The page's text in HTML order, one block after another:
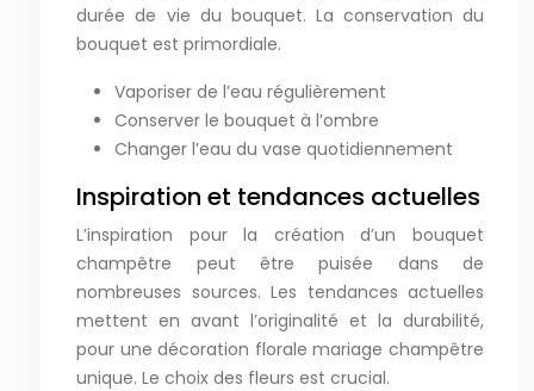
durée de vie du bouquet. La conservation du
bouquet est primordiale.
Vaporiser de l’eau régulièrement
Conserver le bouquet à l’ombre
Changer l’eau du vase quotidiennement
Inspiration et tendances actuelles
L’inspiration pour la création d’un bouquet
champêtre peut être puisée dans de
nombreuses sources. Les tendances actuelles
mettent en avant l’originalité et la durabilité,
pour une décoration florale mariage champêtre
unique. Le choix des fleurs est crucial.